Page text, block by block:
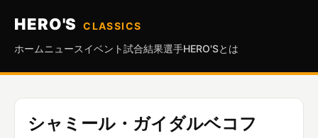
HERO'S
CLASSICS
ホーム ニュースイベント試合結果選手HERO'Sとは
シャミール・ガイダルベコフ